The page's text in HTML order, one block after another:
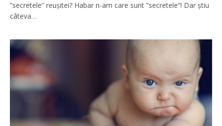
”secretele” reușitei? Habar n-am care sunt ”secretele”! Dar știu
câteva…